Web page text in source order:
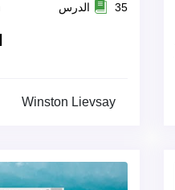
35 الدرس
Winston Lievsay